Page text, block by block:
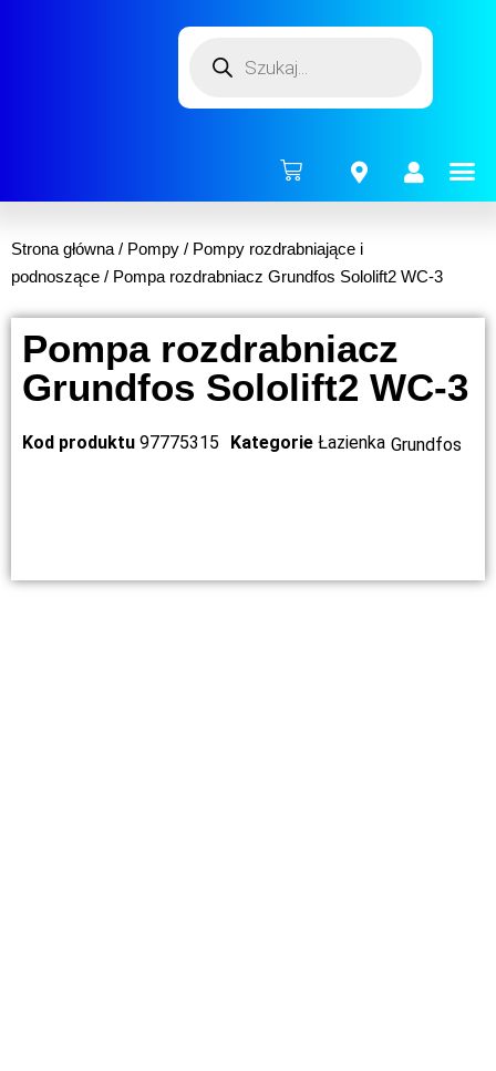
Strona główna / Pompy / Pompy rozdrabniające i
podnoszące / Pompa rozdrabniacz Grundfos Sololift2 WC-3
Pompa rozdrabniacz
Grundfos Sololift2 WC-3
Kod produktu 97775315 Kategorie Łazienka Grundfos